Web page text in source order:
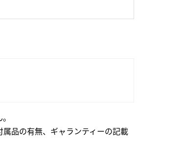
品の有無、ギャランティーの記載